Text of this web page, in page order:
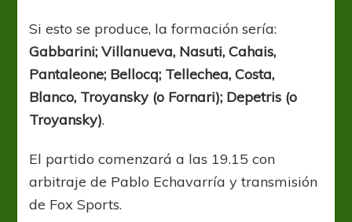
Si esto se produce, la formación sería:
Gabbarini; Villanueva, Nasuti, Cahais,
Pantaleone; Bellocq; Tellechea, Costa,
Blanco, Troyansky (o Fornari); Depetris (o
Troyansky).
El partido comenzará a las 19.15 con
arbitraje de Pablo Echavarría y transmisión
de Fox Sports.